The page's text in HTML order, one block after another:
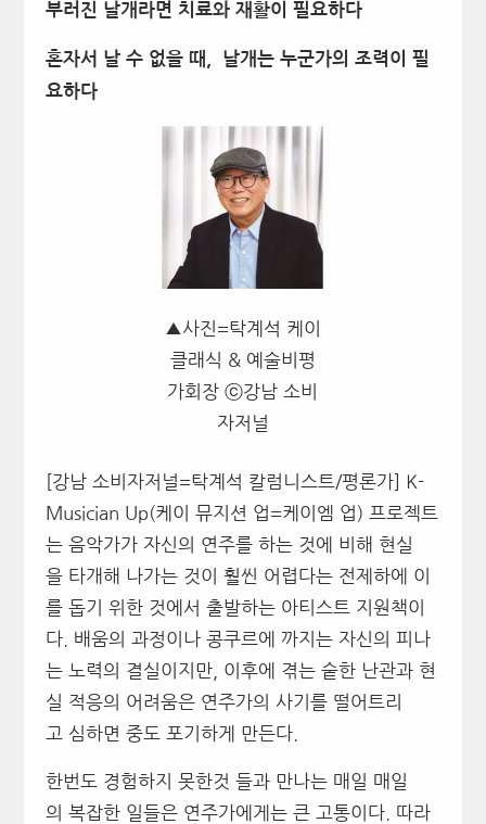
부러진 날개라면 치료와 재활이 필요하다
혼자서 날 수 없을 때, 날개는 누군가의 조력이 필
요하다
▲사진=탁계석 케이
클래식 & 예술비평
가회장 ⓒ강남 소비
자저널
[강남 소비자저널=탁계석 칼럼니스트/평론가] K-
Musician Up(케이 뮤지션 업=케이엠 업) 프로젝트
는 음악가가 자신의 연주를 하는 것에 비해 현실
을 타개해 나가는 것이 훨씬 어렵다는 전제하에 이
를 돕기 위한 것에서 출발하는 아티스트 지원책이
다. 배움의 과정이나 콩쿠르에 까지는 자신의 피나
는 노력의 결실이지만, 이후에 겪는 숱한 난관과 현
실 적응의 어려움은 연주가의 사기를 떨어트리
고 심하면 중도 포기하게 만든다.
한번도 경험하지 못한것 들과 만나는 매일 매일
의 복잡한 일들은 연주가에게는 큰 고통이다. 따라